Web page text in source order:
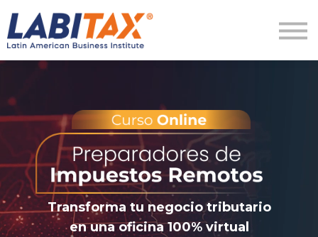
LabitaxVIP
Diamond
LabiPRO
Regístrate
Ingresar
Transforma tu negocio tributario
en una oficina 100% virtual